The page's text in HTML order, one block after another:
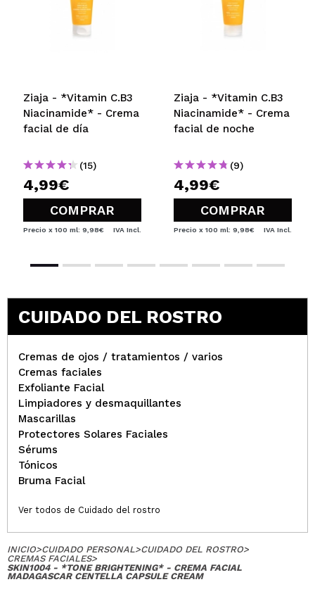
Ziaja - *Vitamin C.B3
Niacinamide* - Crema
facial de día
(15)
4,99€
COMPRAR
Precio x 100 ml: 9,98€ IVA Incl.
Ziaja - *Vitamin C.B3
Niacinamide* - Crema
facial de noche
(9)
4,99€
COMPRAR
Precio x 100 ml: 9,98€ IVA Incl.
CUIDADO DEL ROSTRO
Cremas de ojos / tratamientos / varios
Cremas faciales
Exfoliante Facial
Limpiadores y desmaquillantes
Mascarillas
Protectores Solares Faciales
Sérums
Tónicos
Bruma Facial
Ver todos de Cuidado del rostro
INICIO>CUIDADO PERSONAL>CUIDADO DEL ROSTRO>
CREMAS FACIALES>
SKIN1004 - *TONE BRIGHTENING* - CREMA FACIAL
MADAGASCAR CENTELLA CAPSULE CREAM